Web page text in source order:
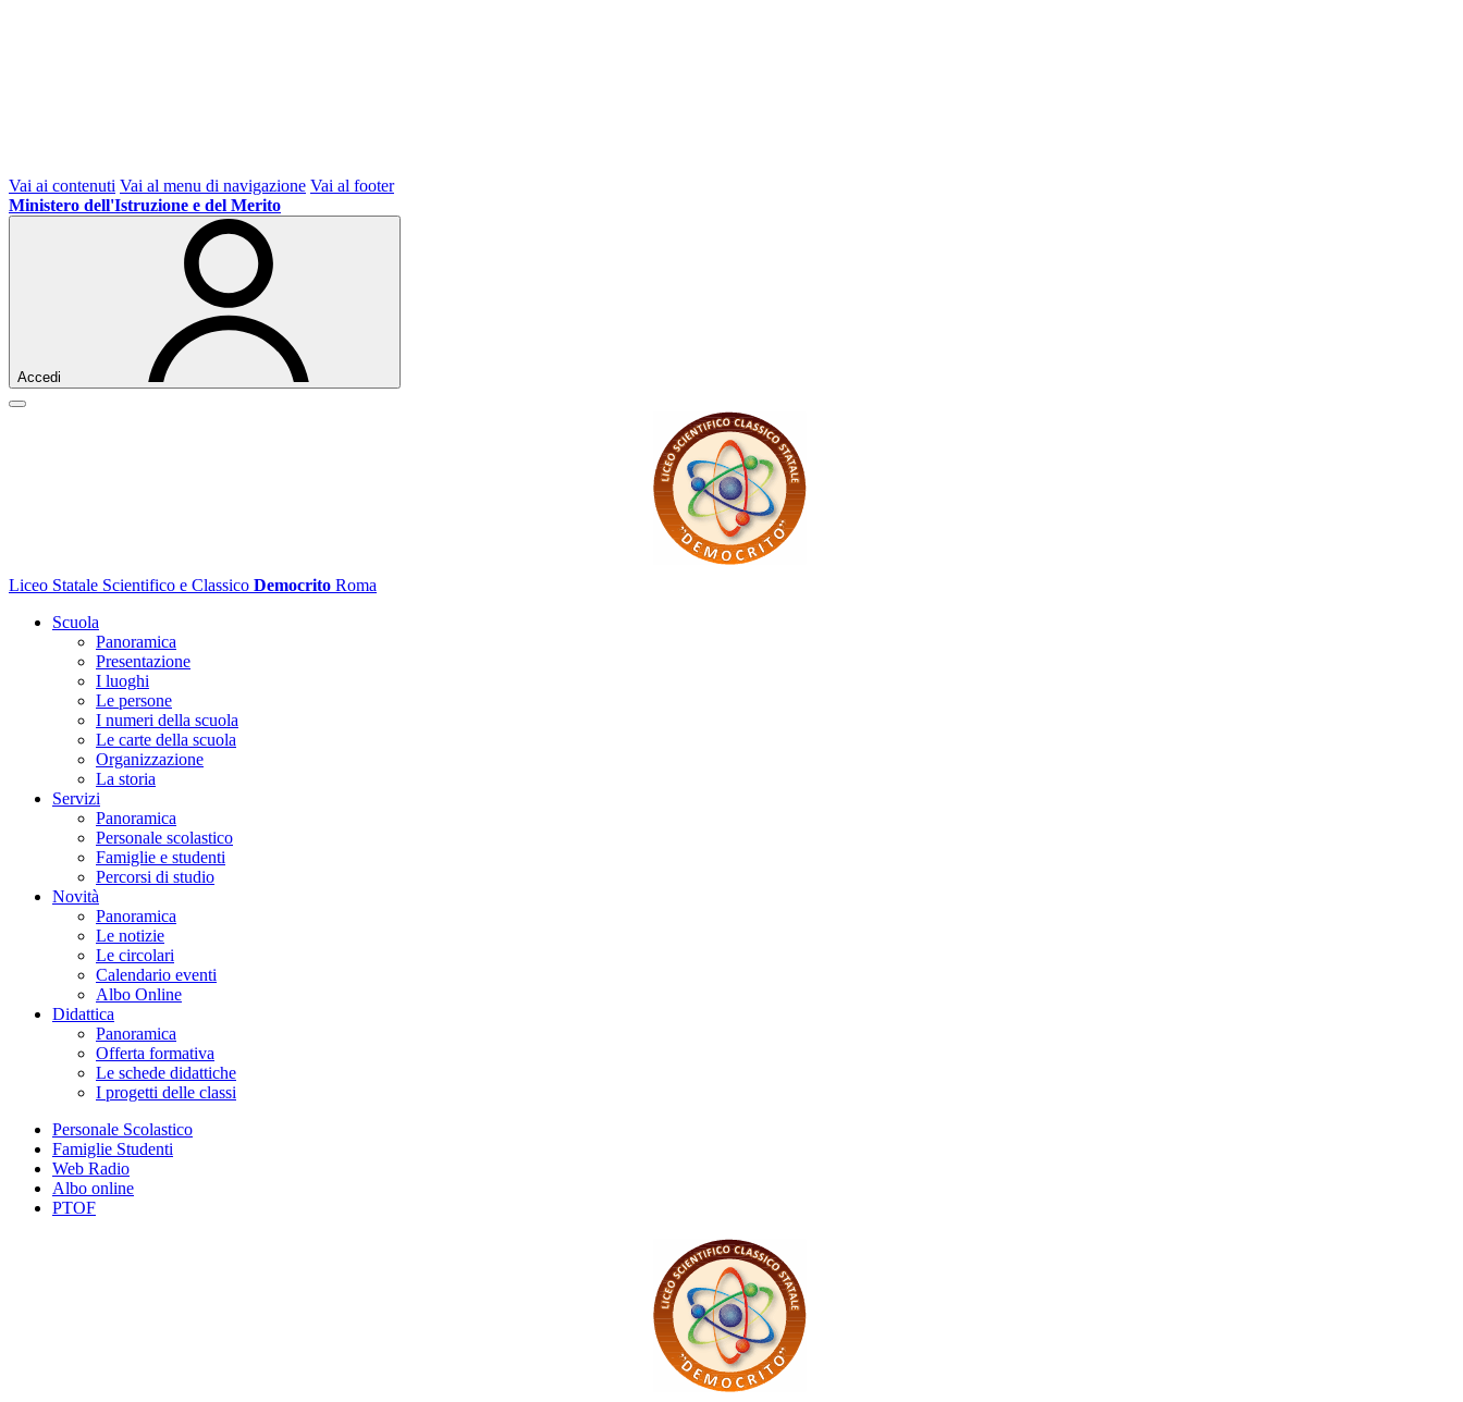
Vai ai contenuti Vai al menu di navigazione Vai al footer
Ministero dell'Istruzione e del Merito
Accedi
Liceo Statale Scientifico e Classico Democrito Roma
Scuola
Panoramica
Presentazione
I luoghi
Le persone
I numeri della scuola
Le carte della scuola
Organizzazione
La storia
Servizi
Panoramica
Personale scolastico
Famiglie e studenti
Percorsi di studio
Novità
Panoramica
Le notizie
Le circolari
Calendario eventi
Albo Online
Didattica
Panoramica
Offerta formativa
Le schede didattiche
I progetti delle classi
Personale Scolastico
Famiglie Studenti
Web Radio
Albo online
PTOF